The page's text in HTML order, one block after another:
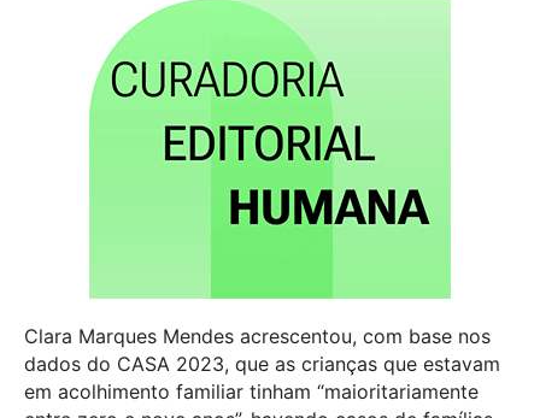
Clara Marques Mendes acrescentou, com base nos
dados do CASA 2023, que as crianças que estavam
em acolhimento familiar tinham “maioritariamente